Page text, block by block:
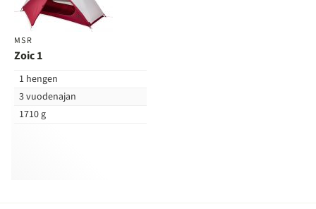
MSR
Zoic 1
1 hengen
3 vuodenajan
1710 g